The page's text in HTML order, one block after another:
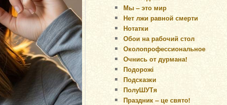
Мы – это мир
Нет лжи равной смерти
Нотатки
Обои на рабочий стол
Околопрофессиональное
Очнись от дурмана!
Подорожі
Подсказки
ПолуШУТя
Праздник – це свято!